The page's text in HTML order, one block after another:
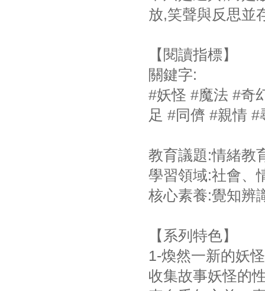
放,笑聲與反思並
【閱讀指標】
關鍵字:
#妖怪 #魔法 #奇
足 #同儕 #親情
教育議題:情緒教
學習領域:社會、
核心素養:覺知辨
【系列特色】
1-煥然一新的妖
收集故事妖怪的